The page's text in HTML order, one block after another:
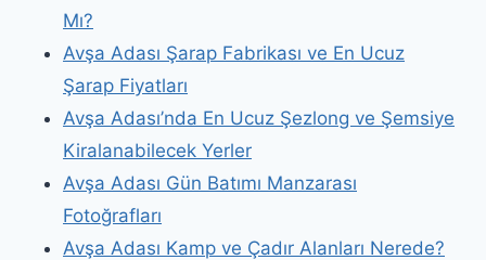
Mı?
Avşa Adası Şarap Fabrikası ve En Ucuz
Şarap Fiyatları
Avşa Adası’nda En Ucuz Şezlong ve Şemsiye
Kiralanabilecek Yerler
Avşa Adası Gün Batımı Manzarası
Fotoğrafları
Avşa Adası Kamp ve Çadır Alanları Nerede?